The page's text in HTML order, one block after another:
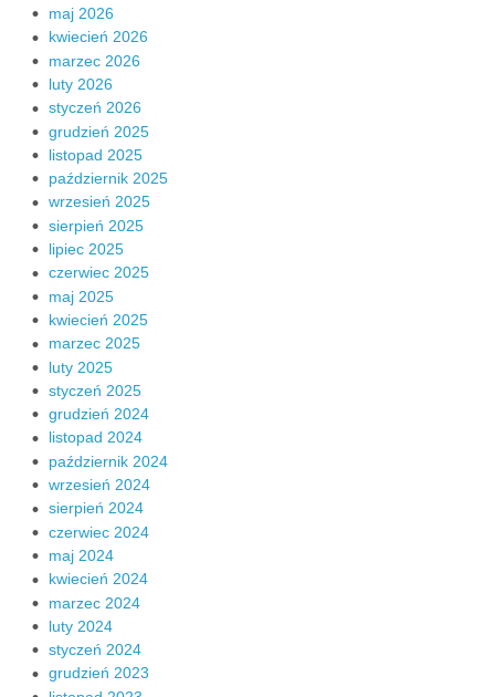
maj 2026
kwiecień 2026
marzec 2026
luty 2026
styczeń 2026
grudzień 2025
listopad 2025
październik 2025
wrzesień 2025
sierpień 2025
lipiec 2025
czerwiec 2025
maj 2025
kwiecień 2025
marzec 2025
luty 2025
styczeń 2025
grudzień 2024
listopad 2024
październik 2024
wrzesień 2024
sierpień 2024
czerwiec 2024
maj 2024
kwiecień 2024
marzec 2024
luty 2024
styczeń 2024
grudzień 2023